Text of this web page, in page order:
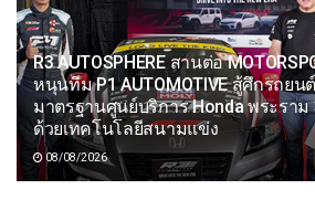
R3 AUTOSPHERE สานต่อ
หนุนทีม P1 AUTOMOTIVE สู้ศึกรถยน
มาตรฐานศูนย์บริการ Honda พระราม
ด้วยเทคโนโลยีสนามแข่ง
08/08/2026